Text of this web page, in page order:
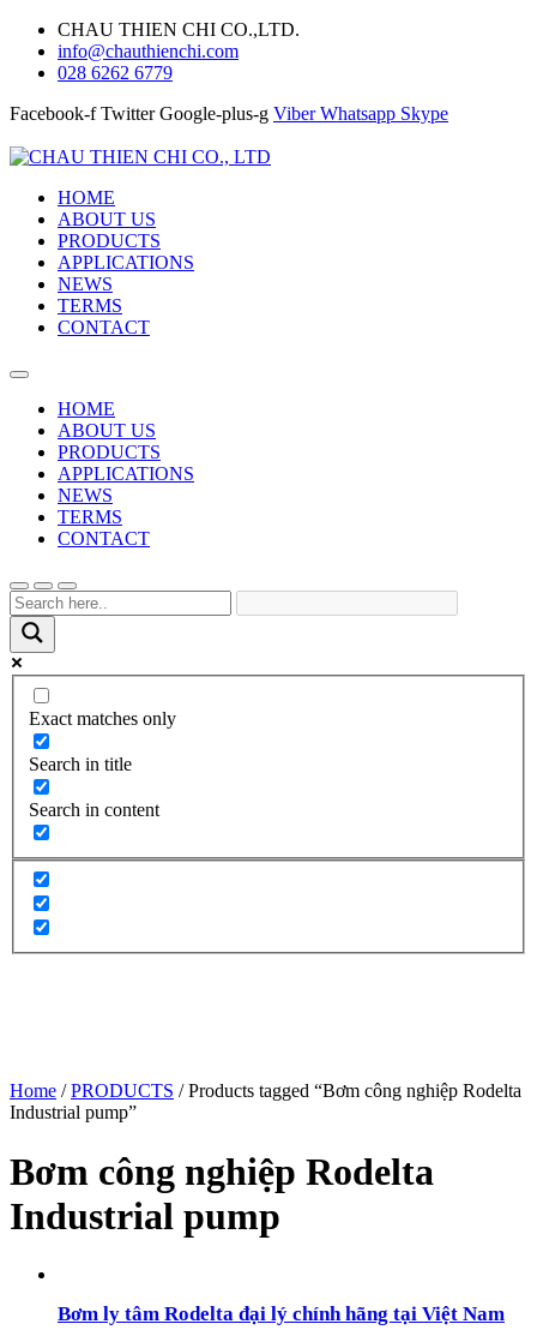
CHAU THIEN CHI CO.,LTD.
info@chauthienchi.com
028 6262 6779
Facebook-f Twitter Google-plus-g Viber Whatsapp Skype
HOME
ABOUT US
PRODUCTS
APPLICATIONS
NEWS
TERMS
CONTACT
HOME
ABOUT US
PRODUCTS
APPLICATIONS
NEWS
TERMS
CONTACT
Exact matches only
Search in title
Search in content
Home /PRODUCTS / Products tagged “Bơm công nghiệp Rodelta
Industrial pump”
Bơm công nghiệp Rodelta
Industrial pump
Bơm ly tâm Rodelta đại lý chính hãng tại Việt Nam